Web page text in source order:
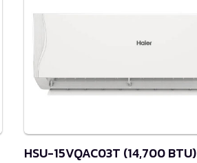
HSU-15VQAC03T (14,700 BTU)